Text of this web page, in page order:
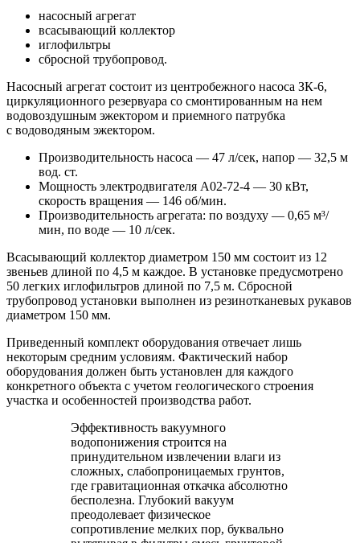
насосный агрегат
всасывающий коллектор
иглофильтры
сбросной трубопровод.
Насосный агрегат состоит из центробежного насоса ЗК-6,
циркуляционного резервуара со смонтированным на нем
водовоздушным эжектором и приемного патрубка
с водоводяным эжектором.
Производительность насоса — 47 л/сек, напор — 32,5 м
вод. ст.
Мощность электродвигателя А02-72-4 — 30 кВт,
скорость вращения — 146 об/мин.
Производительность агрегата: по воздуху — 0,65 м³/
мин, по воде — 10 л/сек.
Всасывающий коллектор диаметром 150 мм состоит из 12
звеньев длиной по 4,5 м каждое. В установке предусмотрено
50 легких иглофильтров длиной по 7,5 м. Сбросной
трубопровод установки выполнен из резинотканевых рукавов
диаметром 150 мм.
Приведенный комплект оборудования отвечает лишь
некоторым средним условиям. Фактический набор
оборудования должен быть установлен для каждого
конкретного объекта с учетом геологического строения
участка и особенностей производства работ.
Эффективность вакуумного
водопонижения строится на
принудительном извлечении влаги из
сложных, слабопроницаемых грунтов,
где гравитационная откачка абсолютно
бесполезна. Глубокий вакуум
преодолевает физическое
сопротивление мелких пор, буквально